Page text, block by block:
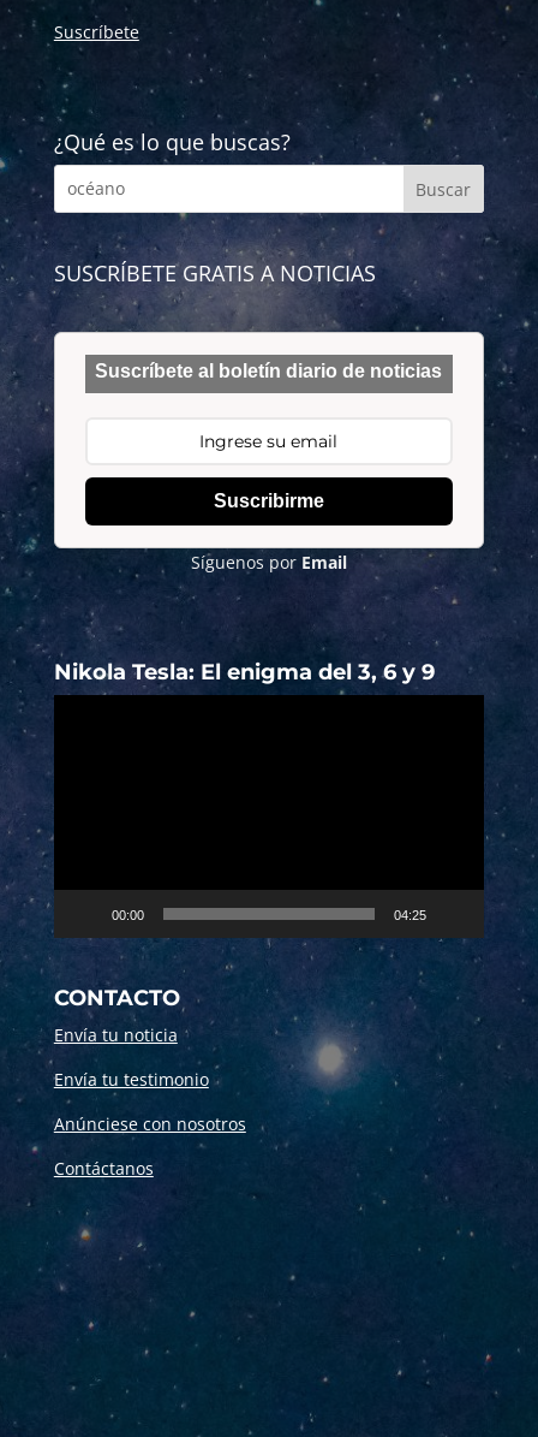
Suscríbete
¿Qué es lo que buscas?
SUSCRÍBETE GRATIS A NOTICIAS
Suscríbete al boletín diario de noticias
Suscribirme
Síguenos por Email
Nikola Tesla: El enigma del 3, 6 y 9
00:00 04:25
CONTACTO
Envía tu noticia
Envía tu testimonio
Anúnciese con nosotros
Contáctanos